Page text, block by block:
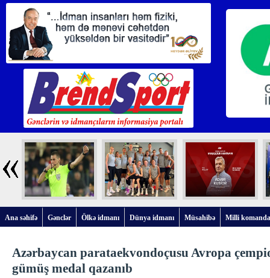
Ana səhifə Gənclər Ölkə idmanı Dünya idmanı Müsahibə Milli
Azərbaycan parataekvondoçusu Avropa
gümüş medal qazanıb